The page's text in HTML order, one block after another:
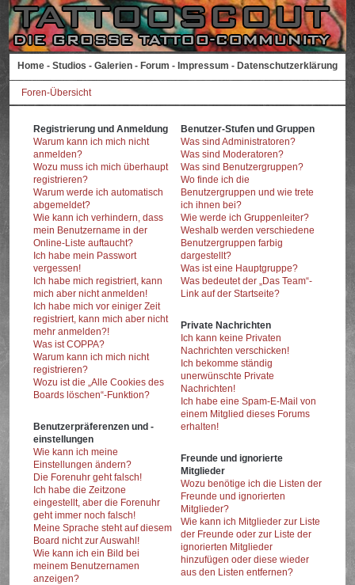
Home - Studios - Galerien - Forum - Impressum - Datenschutzerklärung
Foren-Übersicht
Registrierung und Anmeldung
Warum kann ich mich nicht
anmelden?
Wozu muss ich mich überhaupt
registrieren?
Warum werde ich automatisch
abgemeldet?
Wie kann ich verhindern, dass
mein Benutzername in der
Online-Liste auftaucht?
Ich habe mein Passwort
vergessen!
Ich habe mich registriert, kann
mich aber nicht anmelden!
Ich habe mich vor einiger Zeit
registriert, kann mich aber nicht
mehr anmelden?!
Was ist COPPA?
Warum kann ich mich nicht
registrieren?
Wozu ist die „Alle Cookies des
Boards löschen“-Funktion?
Benutzerpräferenzen und -
einstellungen
Wie kann ich meine
Einstellungen ändern?
Die Forenuhr geht falsch!
Ich habe die Zeitzone
eingestellt, aber die Forenuhr
geht immer noch falsch!
Meine Sprache steht auf diesem
Board nicht zur Auswahl!
Wie kann ich ein Bild bei
meinem Benutzernamen
anzeigen?
Benutzer-Stufen und Gruppen
Was sind Administratoren?
Was sind Moderatoren?
Was sind Benutzergruppen?
Wo finde ich die
Benutzergruppen und wie trete
ich ihnen bei?
Wie werde ich Gruppenleiter?
Weshalb werden verschiedene
Benutzergruppen farbig
dargestellt?
Was ist eine Hauptgruppe?
Was bedeutet der „Das Team“-
Link auf der Startseite?
Private Nachrichten
Ich kann keine Privaten
Nachrichten verschicken!
Ich bekomme ständig
unerwünschte Private
Nachrichten!
Ich habe eine Spam-E-Mail von
einem Mitglied dieses Forums
erhalten!
Freunde und ignorierte
Mitglieder
Wozu benötige ich die Listen der
Freunde und ignorierten
Mitglieder?
Wie kann ich Mitglieder zur Liste
der Freunde oder zur Liste der
ignorierten Mitglieder
hinzufügen oder diese wieder
aus den Listen entfernen?